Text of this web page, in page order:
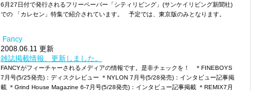
6月27日付で発行されるフリーペーパー「シティリビング」(サンケイリビング新聞社)
での 「カレセン」特集で紹介されています。 予定では、東京版のみとなります。
Fancy
2008.06.11 更新
雑誌掲載情報、更新しました。
FANCYがフィーチャーされるメディアの情報です。是非チェックを！ ＊FINEBOYS
7月号(5/25発売)：ディスクレビュー ＊NYLON 7月号(5/28発売)：インタビュー記事掲
載 ＊Grind House Magazine 6-7月号(5/28発売)：インタビュー記事掲載 ＊REMIX7月